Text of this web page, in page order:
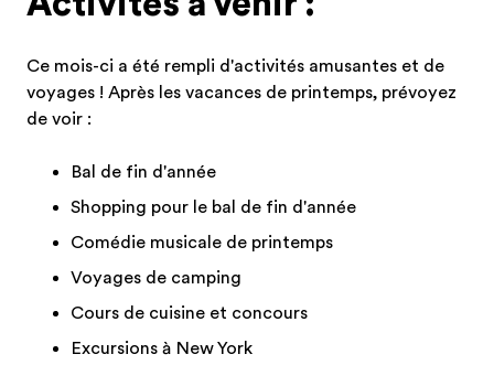
Ce mois-ci a été rempli d'activités amusantes et de
voyages ! Après les vacances de printemps, prévoyez
de voir :
Bal de fin d'année
Shopping pour le bal de fin d'année
Comédie musicale de printemps
Voyages de camping
Cours de cuisine et concours
Excursions à New York